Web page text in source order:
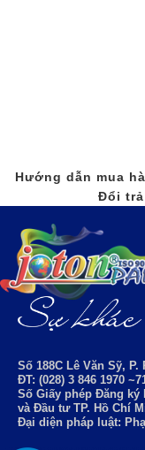
Hướng dẫn mua
Đổi
Số 188C Lê Văn Sỹ,
ĐT: (028) 3 846 1970
Số Giấy phép Đăng ký
và Đầu tư TP. Hồ Chí
Đại diện pháp luật: